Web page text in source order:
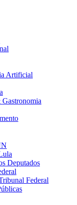
Artificial
Deputados
Federal